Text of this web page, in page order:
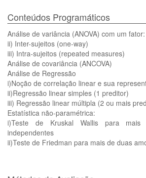
Conteúdos Programáticos
Análise de variância (ANOVA) com um fator:
ii) Inter-sujeitos (one-way)
iii) Intra-sujeitos (repeated measures)
Análise de covariância (ANCOVA)
Análise de Regressão
i)Noção de correlação linear e sua
ii)Regressão linear simples (1 preditor)
iii) Regressão linear múltipla (2 ou mais
Estatística não-paramétrica:
i)Teste de Kruskal Wallis para mais
independentes
ii)Teste de Friedman para mais de duas